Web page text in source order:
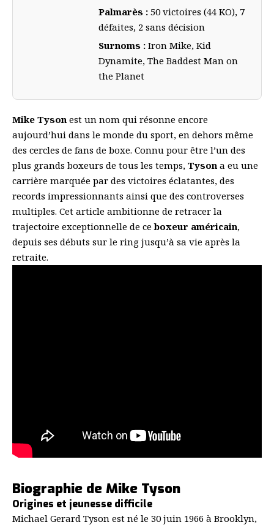
Palmarès : 50 victoires (44 KO), 7
défaites, 2 sans décision
Surnoms : Iron Mike, Kid
Dynamite, The Baddest Man on
the Planet
Mike Tyson est un nom qui résonne encore
aujourd’hui dans le monde du sport, en dehors même
des cercles de fans de boxe. Connu pour être l’un des
plus grands boxeurs de tous les temps, Tyson a eu une
carrière marquée par des victoires éclatantes, des
records impressionnants ainsi que des controverses
multiples. Cet article ambitionne de retracer la
trajectoire exceptionnelle de ceboxeur américain,
depuis ses débuts sur le ring jusqu’à sa vie après la
retraite.
Biographie de Mike Tyson
Origines et jeunesse difficile
Michael Gerard Tyson est né le 30 juin 1966 à Brooklyn,